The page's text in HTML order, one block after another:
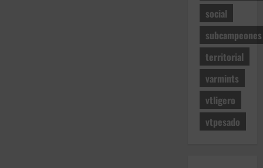
social
subcampeones
territorial
varmints
vtligero
vtpesado